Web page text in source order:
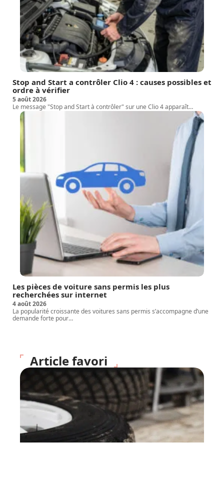
Stop and Start a contrôler Clio 4 : causes possibles et
ordre à vérifier
5 août 2026
Le message "Stop and Start à contrôler" sur une Clio 4 apparaît…
Les pièces de voiture sans permis les plus
recherchées sur internet
4 août 2026
La popularité croissante des voitures sans permis s’accompagne d’une
demande forte pour…
Article favori